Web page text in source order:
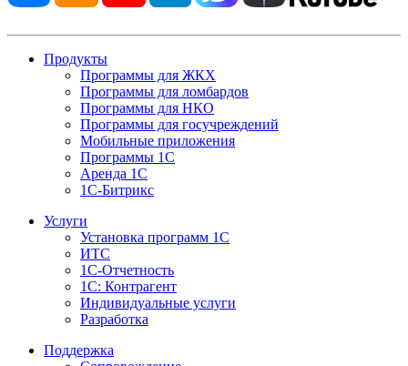
Продукты
Программы для ЖКХ
Программы для ломбардов
Программы для НКО
Программы для госучреждений
Мобильные приложения
Программы 1С
Аренда 1С
1С-Битрикс
Услуги
Установка программ 1С
ИТС
1С-Отчетность
1С: Контрагент
Индивидуальные услуги
Разработка
Поддержка